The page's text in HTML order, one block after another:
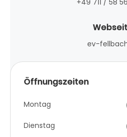
ev-
Öffnungszeiten
Montag
Dienstag